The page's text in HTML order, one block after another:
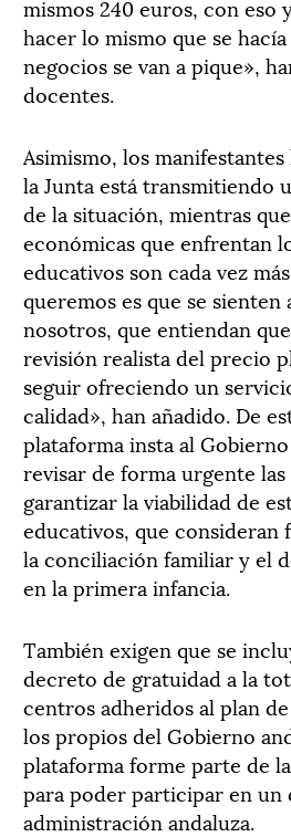
mismos 240 euros, con eso
hacer lo mismo que se
negocios se van a pique»,
docentes.
Asimismo, los
la Junta está transmitiendo
de la situación, mientras
económicas que enfrentan
educativos son cada vez
queremos es que se
nosotros, que entiendan
revisión realista del precio
seguir ofreciendo un
calidad», han añadido. De
plataforma insta al
revisar de forma urgente
garantizar la viabilidad de
educativos, que consideran
la conciliación familiar y el
en la primera infancia.
También exigen que se
decreto de gratuidad a la
centros adheridos al plan
los propios del Gobierno
plataforma forme parte de
para poder participar en un
administración andaluza.